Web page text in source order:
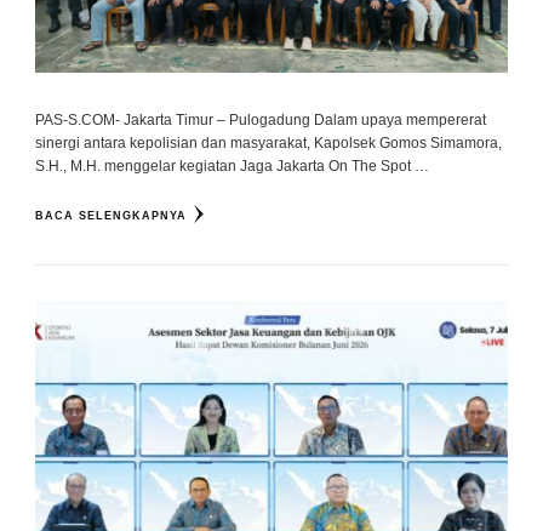
PAS-S.COM- Jakarta Timur – Pulogadung Dalam upaya mempererat
sinergi antara kepolisian dan masyarakat, Kapolsek Gomos Simamora,
S.H., M.H. menggelar kegiatan Jaga Jakarta On The Spot …
BACA SELENGKAPNYA